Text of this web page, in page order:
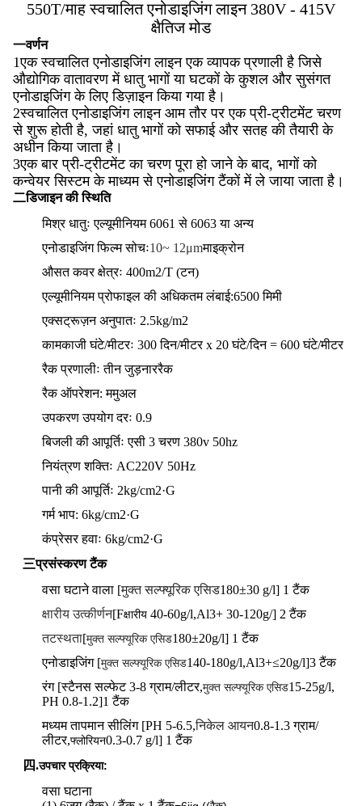
550T/माह स्वचालित एनोडाइजिंग लाइन 380V - 415V
क्षैतिज मोड
一वर्णन
1एक स्वचालित एनोडाइजिंग लाइन एक व्यापक प्रणाली है जिसे
औद्योगिक वातावरण में धातु भागों या घटकों के कुशल और सुसंगत
एनोडाइजिंग के लिए डिज़ाइन किया गया है।
2स्वचालित एनोडाइजिंग लाइन आम तौर पर एक प्री-ट्रीटमेंट चरण
से शुरू होती है, जहां धातु भागों को सफाई और सतह की तैयारी के
अधीन किया जाता है।
3एक बार प्री-ट्रीटमेंट का चरण पूरा हो जाने के बाद, भागों को
कन्वेयर सिस्टम के माध्यम से एनोडाइजिंग टैंकों में ले जाया जाता है।
二डिजाइन की स्थिति
मिश्र धातुः एल्यूमीनियम 6061 से 6063 या अन्य
एनोडाइजिंग फिल्म सोचः10~ 12μmमाइक्रोन
औसत कवर क्षेत्रः 400m2/T (टन)
एल्यूमीनियम प्रोफाइल की अधिकतम लंबाई:6500 मिमी
एक्सट्रूज़न अनुपातः 2.5kg/m2
कामकाजी घंटे/मीटरः 300 दिन/मीटर x 20 घंटे/दिन = 600 घंटे/मीटर
रैक प्रणालीः तीन जुड़नाररैक
रैक ऑपरेशन: ममुअल
उपकरण उपयोग दरः 0.9
बिजली की आपूर्तिः एसी 3 चरण 380v 50hz
नियंत्रण शक्तिः AC220V 50Hz
पानी की आपूर्तिः 2kg/cm2·G
गर्म भाप: 6kg/cm2·G
कंप्रेसर हवाः 6kg/cm2·G
三प्रसंस्करण टैंक
वसा घटाने वाला [मुक्त सल्फ्यूरिक एसिड180±30 g/l] 1 टैंक
क्षारीय उत्कीर्णन[Fक्षारीय 40-60g/l,Al3+ 30-120g/] 2 टैंक
तटस्थता[मुक्त सल्फ्यूरिक एसिड180±20g/l] 1 टैंक
एनोडाइजिंग [मुक्त सल्फ्यूरिक एसिड140-180g/l,Al3+≤20g/l]3 टैंक
रंग [स्टैनस सल्फेट 3-8 ग्राम/लीटर,मुक्त सल्फ्यूरिक एसिड15-25g/l,
PH 0.8-1.2]1 टैंक
मध्यम तापमान सीलिंग [PH 5-6.5,निकेल आयन0.8-1.3 ग्राम/
लीटर,फ्लोरियन0.3-0.7 g/l] 1 टैंक
四.उपचार प्रक्रिया:
वसा घटाना